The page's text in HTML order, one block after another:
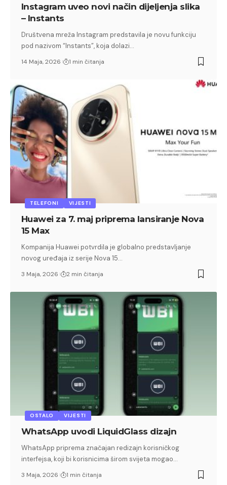
Instagram uveo novi način dijeljenja slika
– Instants
Društvena mreža Instagram predstavila je novu funkciju
pod nazivom “Instants”, koja dolazi…
14 Maja, 2026 1 min čitanja
TELEFONI VIJESTI
Huawei za 7. maj priprema lansiranje Nova
15 Max
Kompanija Huawei potvrdila je globalno predstavljanje
novog uređaja iz serije Nova 15…
3 Maja, 2026 2 min čitanja
OSTALO VIJESTI
WhatsApp uvodi LiquidGlass dizajn
WhatsApp priprema značajan redizajn korisničkog
interfejsa, koji bi korisnicima širom svijeta mogao…
3 Maja, 2026 1 min čitanja